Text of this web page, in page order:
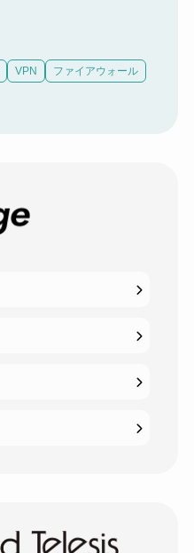
VPN
ファイアウォール